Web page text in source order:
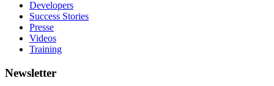
Developers
Success Stories
Presse
Videos
Training
Newsletter